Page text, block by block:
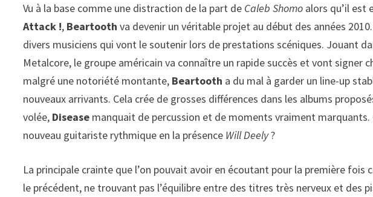
Vu à la base comme une distraction de la part de Caleb Shomo alors qu’il est
Attack !, Beartooth va devenir un véritable projet au début des années
divers musiciens qui vont le soutenir lors de prestations scéniques. Jouant
Metalcore, le groupe américain va connaître un rapide succès et vont signer
malgré une notoriété montante, Beartooth a du mal à garder un line-up
nouveaux arrivants. Cela crée de grosses différences dans les albums
volée, Disease manquait de percussion et de moments vraiment marquants.
nouveau guitariste rythmique en la présence Will Deely?
La principale crainte que l’on pouvait avoir en écoutant pour la première fois
le précédent, ne trouvant pas l’équilibre entre des titres très nerveux et des